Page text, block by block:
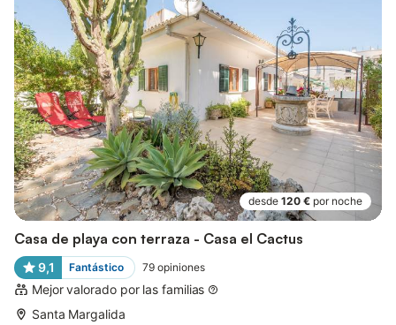
desde 120 € por noche
Casa de playa con terraza - Casa el Cactus
9,1 Fantástico 79 opiniones
Mejor valorado por las familias
Santa Margalida